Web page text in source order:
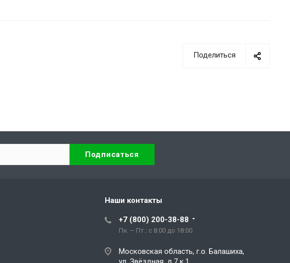
Поделиться
Наши контакты
+7 (800) 200-38-88
Пн. – Пт.: с 8:00 до 18:00
Московская область, г.о. Балашиха,